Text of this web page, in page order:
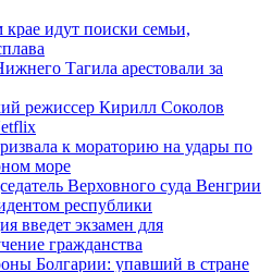
идут поиски семьи,
Тагила арестовали за
режиссер Кирилл Соколов
к мораторию на удары по
море
Верховного суда Венгрии
республики
введет экзамен для
гражданства
Болгарии: упавший в стране